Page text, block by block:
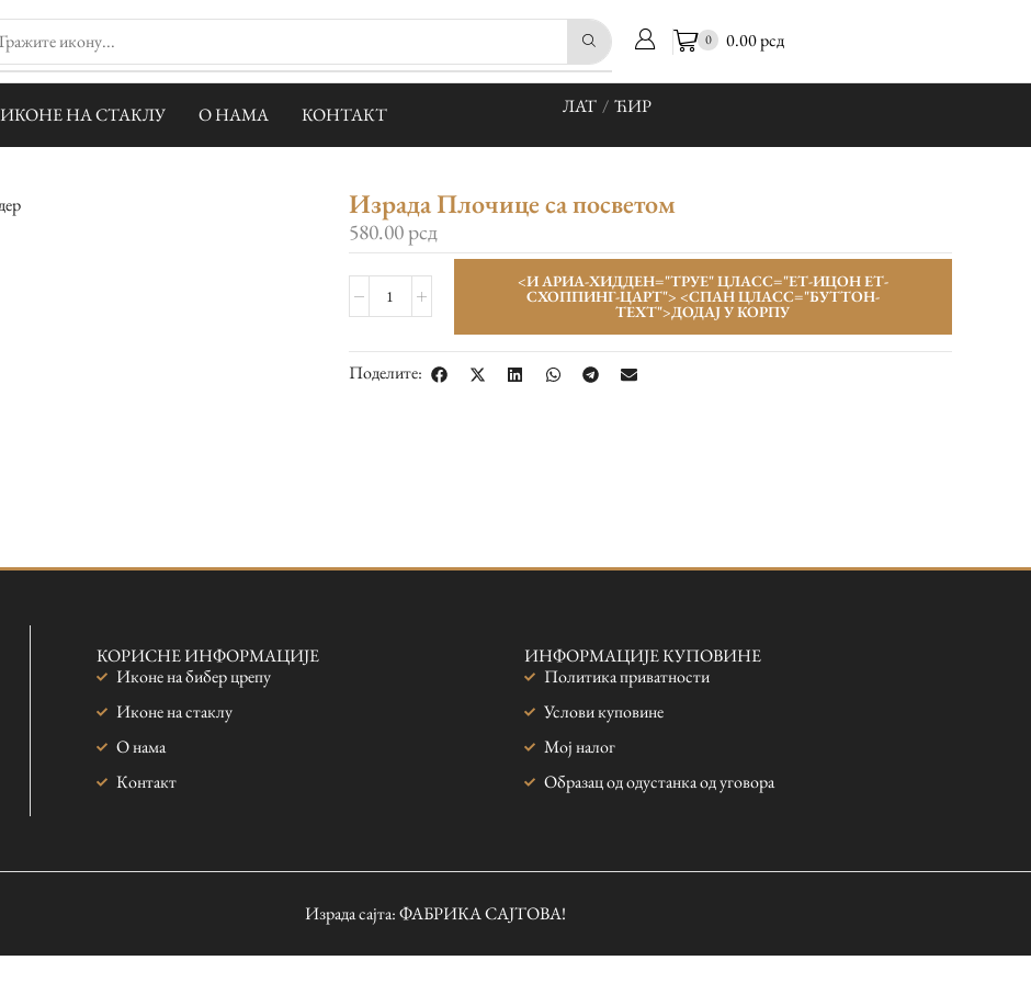
0 0.00рсд
ИКОНЕ НА СТАКЛУ О НАМА КОНТАКТ ЛАТ / ЋИР
Израда Плочице са посветом
580.00рсд
<И АРИА-ХИДДЕН="ТРУЕ" ЦЛАСС="ЕТ-ИЦОН ЕТ-
СХОППИНГ-ЦАРТ">
ТЕXТ">ДОДАЈ У КОРПУ
Поделите:
КОРИСНЕ ИНФОРМАЦИЈЕ
Иконе на бибер црепу
Иконе на стаклу
О нама
Контакт
ИНФОРМАЦИЈЕ КУПОВИНЕ
Политика приватности
Услови куповине
Мој налог
Образац од одустанка од уговора
Израда сајта: ФАБРИКА САЈТОВА!